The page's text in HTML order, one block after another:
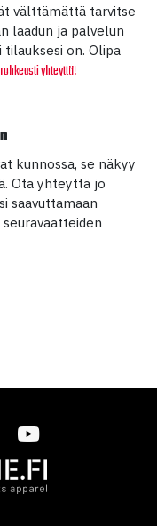
välttämättä tarvitse
laadun ja palvelun
on. Olipa
yhteyttä!
kunnossa, se näkyy
Ota yhteyttä jo
saavuttamaan